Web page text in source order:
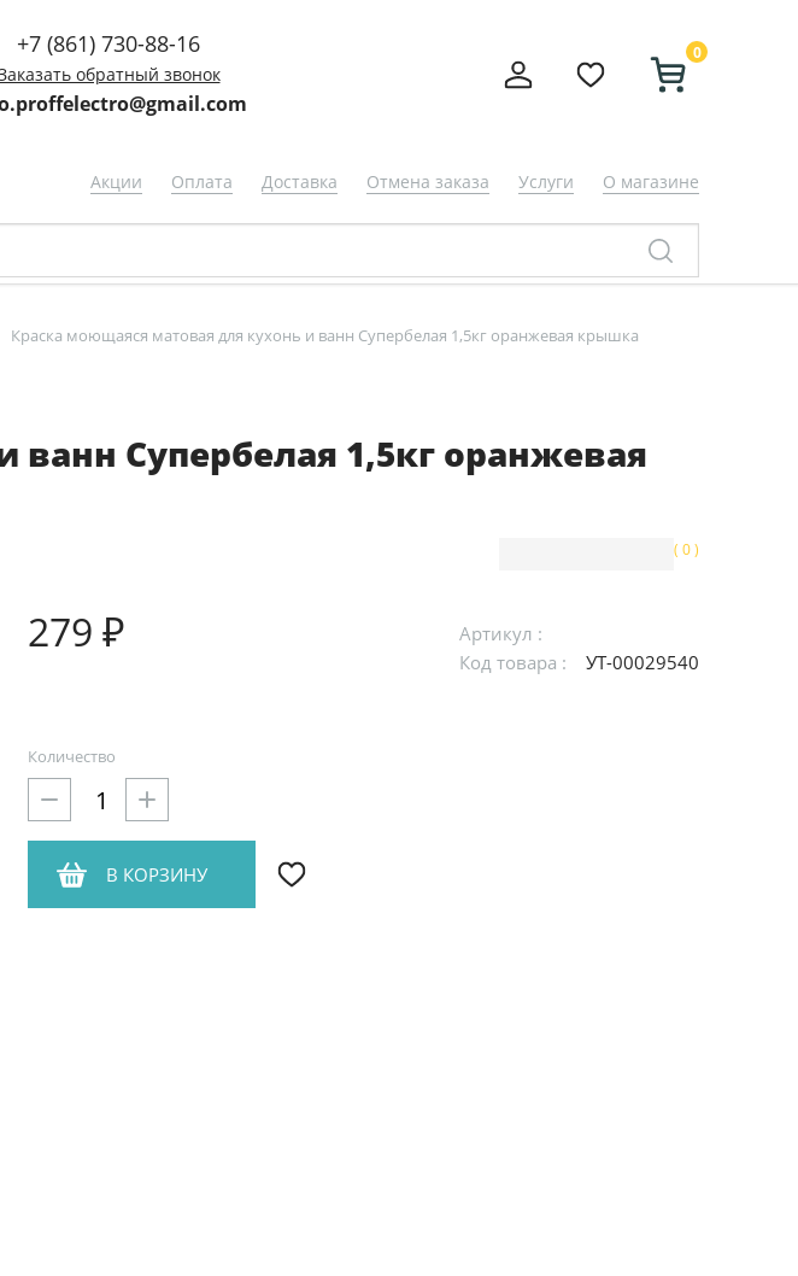
+7 (861) 730-88-16
обратный звонок
0
Акции Оплата Доставка Отмена заказа Услуги О магазине
Краска моющаяся матовая для кухонь и ванн Супербелая 1,5кг оранжевая крышка
Супербелая 1,5кг оранжевая
( 0 )
279 ₽
Артикул :
Код товара :
УТ-00029540
Количество
В КОРЗИНУ